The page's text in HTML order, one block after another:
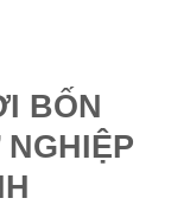
BỐN